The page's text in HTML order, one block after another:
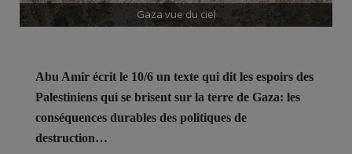
Gaza vue du ciel
Abu Amir écrit le 10/6 un texte qui dit les espoirs des
Palestiniens qui se brisent sur la terre de Gaza: les
conséquences durables des politiques de
destruction…